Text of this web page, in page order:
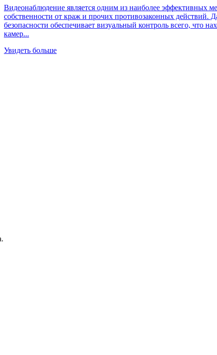
Видеонаблюдение является одним из наиболее эффективных
собственности от краж и прочих противозаконных действий.
безопасности обеспечивает визуальный контроль всего, что
камер...
Увидеть больше